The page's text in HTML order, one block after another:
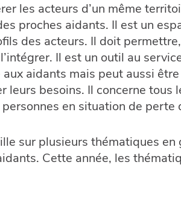
les acteurs d’un même
proches aidants. Il est un
des acteurs. Il doit
Il est un outil au
aidants mais peut aussi
leurs besoins. Il concerne tous
en situation de perte
sur plusieurs thématiques
Cette année, les